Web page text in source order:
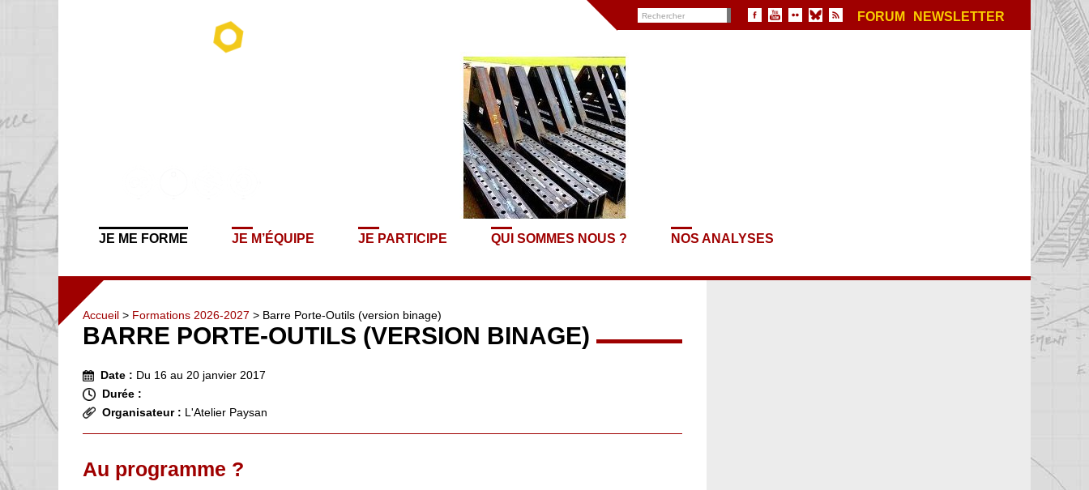
FORUM NEWSLETTER
JE ME FORME JE M’ÉQUIPE JE PARTICIPE QUI SOMMES NOUS ? NOS ANALYSES
Accueil > Formations 2026-2027 > Barre Porte-Outils (version binage)
BARRE PORTE-OUTILS (VERSION BINAGE)
Date : Du 16 au 20 janvier 2017
Durée :
Organisateur : L'Atelier Paysan
Au programme ?